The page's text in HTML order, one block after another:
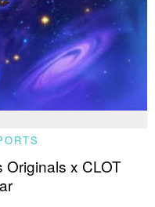
Originals x CLOT